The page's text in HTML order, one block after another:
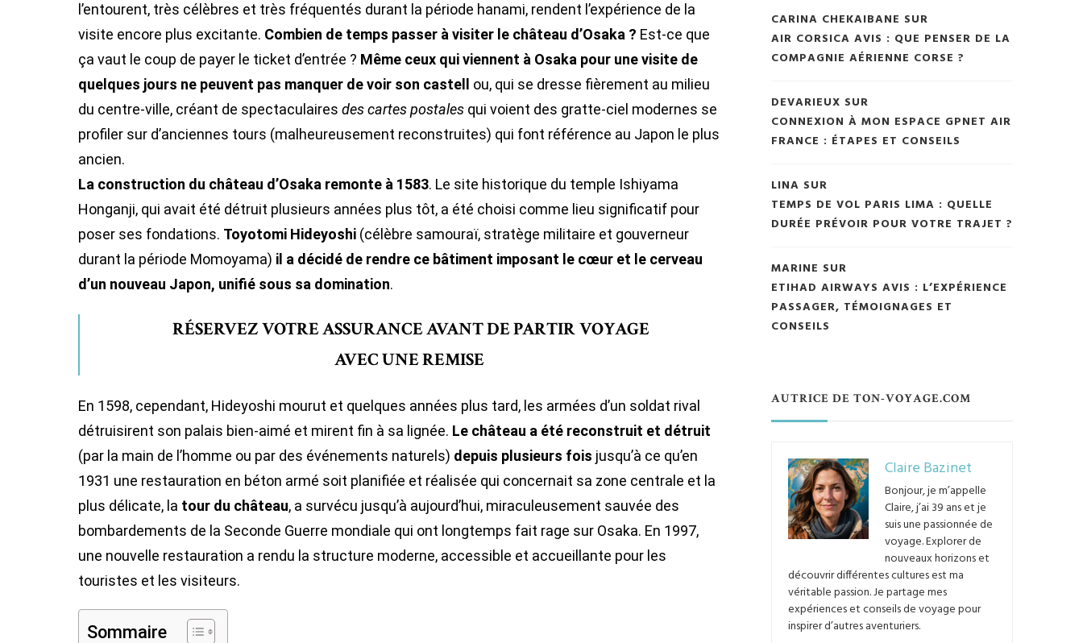
l’entourent, très célèbres et très fréquentés durant la période hanami, rendent l’expérience de la
visite encore plus excitante. Combien de temps passer à visiter le château d’Osaka ? Est-ce que
ça vaut le coup de payer le ticket d’entrée ? Même ceux qui viennent à Osaka pour une visite de
quelques jours ne peuvent pas manquer de voir son castell ou, qui se dresse fièrement au milieu
du centre-ville, créant de spectaculaires des cartes postales qui voient des gratte-ciel modernes se
profiler sur d’anciennes tours (malheureusement reconstruites) qui font référence au Japon le plus
ancien.
La construction du château d’Osaka remonte à 1583. Le site historique du temple Ishiyama
Honganji, qui avait été détruit plusieurs années plus tôt, a été choisi comme lieu significatif pour
poser ses fondations. Toyotomi Hideyoshi (célèbre samouraï, stratège militaire et gouverneur
durant la période Momoyama) il a décidé de rendre ce bâtiment imposant le cœur et le cerveau
d’un nouveau Japon, unifié sous sa domination.
RÉSERVEZ VOTRE ASSURANCE AVANT DE PARTIRVOYAGE
AVEC UNE REMISE
En 1598, cependant, Hideyoshi mourut et quelques années plus tard, les armées d’un soldat rival
détruisirent son palais bien-aimé et mirent fin à sa lignée. Le château a été reconstruit et détruit
(par la main de l’homme ou par des événements naturels) depuis plusieurs fois jusqu’à ce qu’en
1931 une restauration en béton armé soit planifiée et réalisée qui concernait sa zone centrale et la
plus délicate, la tour du château, a survécu jusqu’à aujourd’hui, miraculeusement sauvée des
bombardements de la Seconde Guerre mondiale qui ont longtemps fait rage sur Osaka. En 1997,
une nouvelle restauration a rendu la structure moderne, accessible et accueillante pour les
touristes et les visiteurs.
Sommaire
CARINA CHEKAIBANE SUR
AIR CORSICA AVIS : QUE PENSER DE LA
COMPAGNIE AÉRIENNE CORSE ?
DEVARIEUX SUR
CONNEXION À MON ESPACE GPNET AIR
FRANCE : ÉTAPES ET CONSEILS
LINA SUR
TEMPS DE VOL PARIS LIMA : QUELLE
DURÉE PRÉVOIR POUR VOTRE TRAJET ?
MARINE SUR
ETIHAD AIRWAYS AVIS : L’EXPÉRIENCE
PASSAGER, TÉMOIGNAGES ET
CONSEILS
AUTRICE DE TON-VOYAGE.COM
Claire Bazinet
Bonjour, je m’appelle
Claire, j’ai 39 ans et je
suis une passionnée de
voyage. Explorer de
nouveaux horizons et
découvrir différentes cultures est ma
véritable passion. Je partage mes
expériences et conseils de voyage pour
inspirer d’autres aventuriers.